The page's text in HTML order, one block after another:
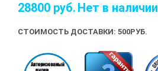
28800 руб. Нет в наличии
СТОИМОСТЬ ДОСТАВКИ: 500РУБ.